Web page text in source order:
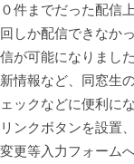
件までだった配信
しか配信できなか
が可能になりました
情報など、同窓生
ックなどに便利に
ンクボタンを設置
更等入力フォーム